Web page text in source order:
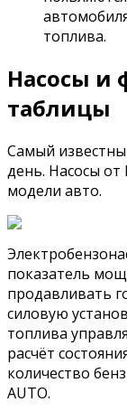
топлива.
Насосы и
таблицы
Самый
день. Насосы от
модели авто.
показатель
продавливать
силовую
топлива
расчёт
количество
AUTO.